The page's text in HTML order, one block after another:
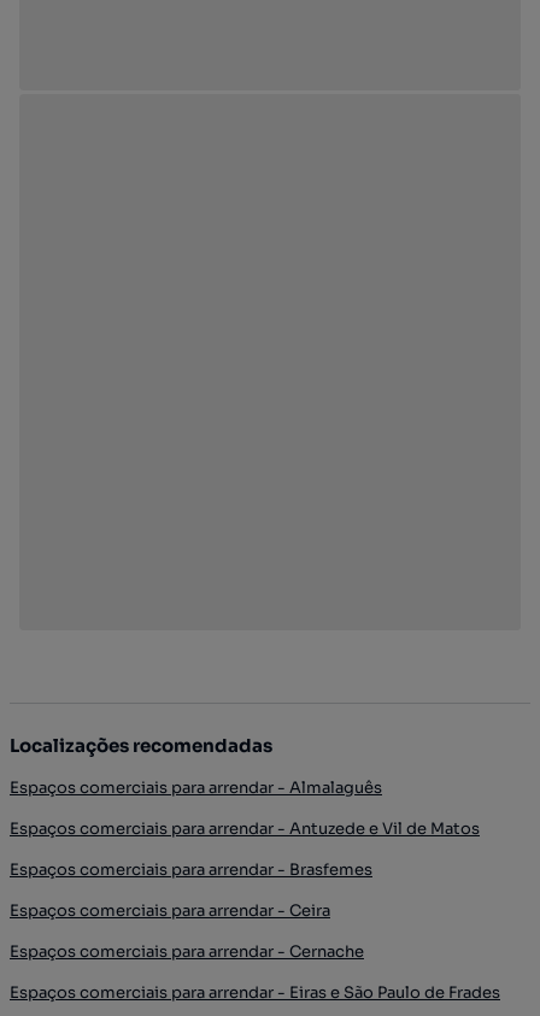
Localizações recomendadas
Espaços comerciais para arrendar - Almalaguês
Espaços comerciais para arrendar - Antuzede e Vil de Matos
Espaços comerciais para arrendar - Brasfemes
Espaços comerciais para arrendar - Ceira
Espaços comerciais para arrendar - Cernache
Espaços comerciais para arrendar - Eiras e São Paulo de Frades